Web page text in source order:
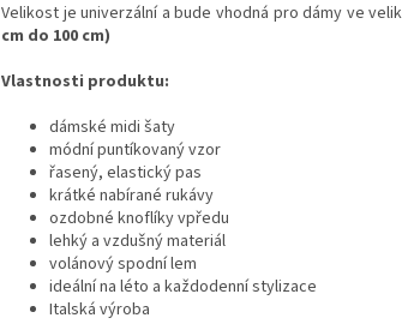
Velikost je univerzální a bude vhodná pro dámy ve
cm do 100 cm)
Vlastnosti produktu:
dámské midi šaty
módní puntíkovaný vzor
řasený, elastický pas
krátké nabírané rukávy
ozdobné knoflíky vpředu
lehký a vzdušný materiál
volánový spodní lem
ideální na léto a každodenní stylizace
Italská výroba